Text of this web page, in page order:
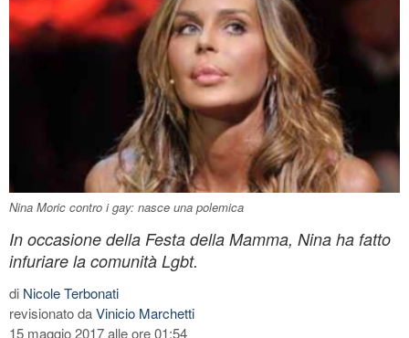
Nina Moric contro i gay: nasce una polemica
In occasione della Festa della Mamma, Nina ha fatto
infuriare la comunità Lgbt.
di Nicole Terbonati
revisionato daVinicio Marchetti
15 maggio 2017 alle ore 01:54